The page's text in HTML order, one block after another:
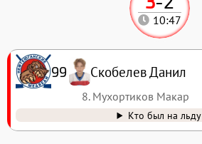
10:47
99 Скобелев Данил
8. Мухортиков Макар
Кто был на льду